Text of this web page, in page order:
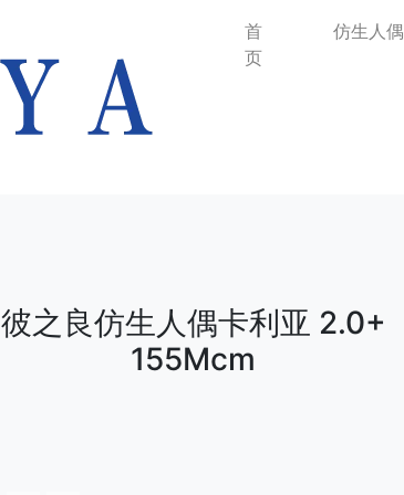
首
页
仿生人偶
彼之良仿生人偶卡利亚 2.0+
155Mcm